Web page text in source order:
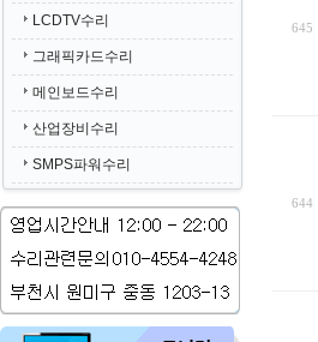
LCDTV수리
그래픽카드수리
메인보드수리
산업장비수리
SMPS파워수리
645
644